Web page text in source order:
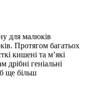
для малюків
Протягом багатьох
кишені та м’які
дрібні геніальні
ще більш